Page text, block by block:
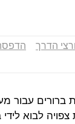
הדרך
עבור
לבוא לידי